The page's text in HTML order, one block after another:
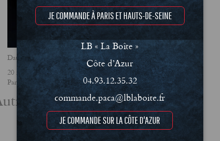
Date
20 mars 2025
Partager
actualités
JE COMMANDE À PARIS ET HAUTS-DE-SEINE
LB « La Boîte »
Côte d’Azur
04.93.12.35.32
commande.paca@lblaboite.fr
JE COMMANDE SUR LA CÔTE D'AZUR